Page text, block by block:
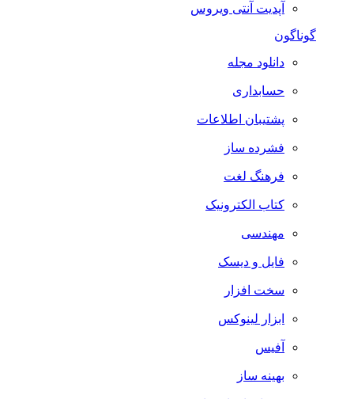
آپدیت آنتی ویروس
گوناگون
دانلود مجله
حسابداری
پشتیبان اطلاعات
فشرده ساز
فرهنگ لغت
کتاب الکترونیک
مهندسی
فایل و دیسک
سخت افزار
ابزار لینوکس
آفیس
بهینه ساز